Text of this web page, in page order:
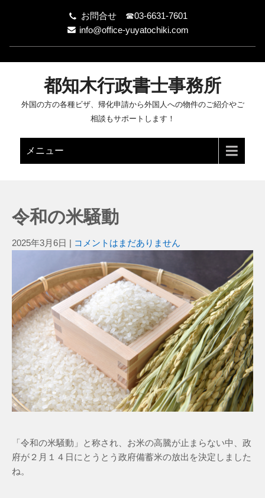
お問合せ ☎03-6631-7601
info@office-yuyatochiki.com
都知木行政書士事務所
外国の方の各種ビザ、帰化申請から外国人への物件のご紹介やご
相談もサポートします！
メニュー
令和の米騒動
2025年3月6日 | コメントはまだありません
「令和の米騒動」と称され、お米の高騰が止まらない中、政
府が２月１４日にとうとう政府備蓄米の放出を決定しました
ね。